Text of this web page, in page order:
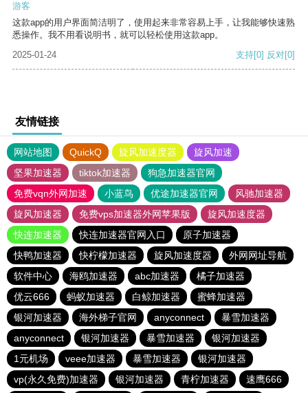
游客
这款app的用户界面简洁明了，使用起来非常容易上手，让我能够快速熟
悉操作。我不用看说明书，就可以轻松使用这款app。
2025-01-24
支持[0] 反对[0]
友情链接
网站地图 QuickQ 旋风加速度器
旋风加速
坚果加速器
tiktok加速器
狗急加速器官网
免费vqn外网加速
小蓝鸟 优途加速器官网
风驰加速器
旋风加速器
免费vps加速器外网苹果版
旋风加速度器
快连加速器
快连加速器官网入口
原子加速器
快鸭加速器
快柠檬加速器 旋风加速度器
外网网址导航
软件中心
海鸥加速器 abc加速器
橘子加速器
优云666
蚂蚁加速器 白鲸加速器
蜜蜂加速器
银河加速器
海外梯子官网 anyconnect
暴雪加速器
anyconnect
银河加速器 暴雪加速器
银河加速器
1元机场
veee加速器 暴雪加速器
银河加速器
vp(永久免费)加速器
银河加速器 青柠加速器 速鹰666